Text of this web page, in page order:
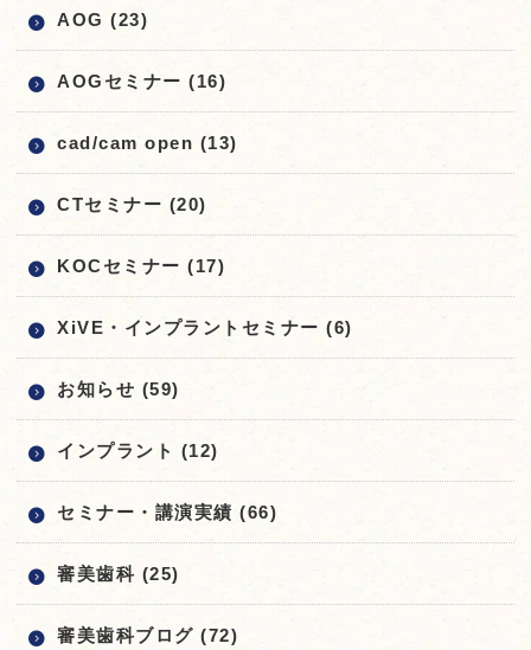
AOG (23)
AOGセミナー (16)
cad/cam open (13)
CTセミナー (20)
KOCセミナー (17)
XiVE・インプラントセミナー (6)
お知らせ (59)
インプラント (12)
セミナー・講演実績 (66)
審美歯科 (25)
審美歯科ブログ (72)